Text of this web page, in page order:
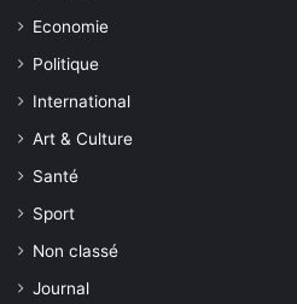
Economie
Politique
International
Art & Culture
Santé
Sport
Non classé
Journal